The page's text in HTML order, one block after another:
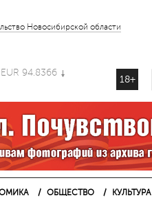
Новосибирской области
EUR 94.8366
18+
ОБЩЕСТВО КУЛЬТУРА